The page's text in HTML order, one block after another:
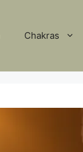
Chakras